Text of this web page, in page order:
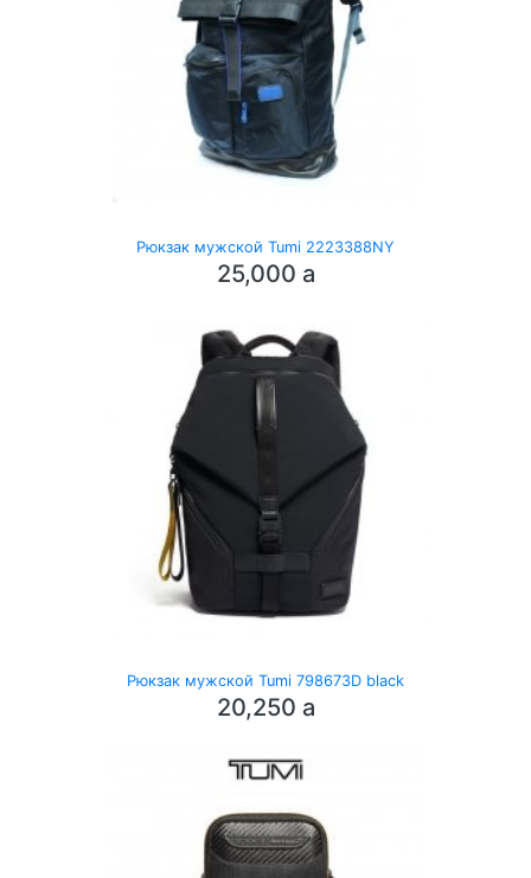
Рюкзак мужской Tumi 2223388NY
25,000 a
Рюкзак мужской Tumi 798673D black
20,250 a